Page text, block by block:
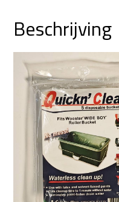
Beschrijving